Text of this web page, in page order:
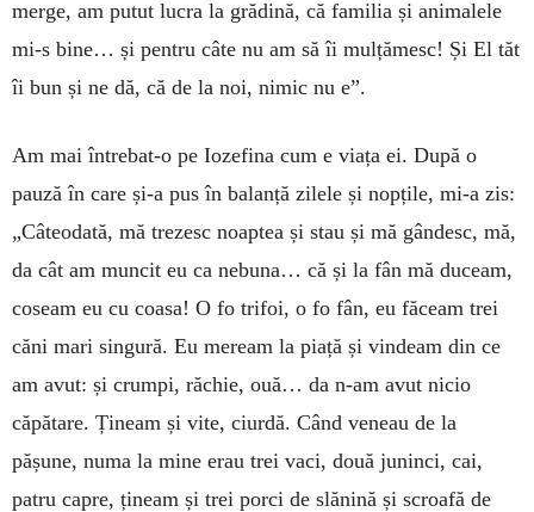
merge, am putut lucra la grădină, că familia și animalele
mi-s bine… și pentru câte nu am să îi mulțămesc! Și El tăt
îi bun și ne dă, că de la noi, nimic nu e”.
Am mai întrebat-o pe Iozefina cum e viața ei. După o
pauză în care și-a pus în balanță zilele și nopțile, mi-a zis:
„Câteodată, mă trezesc noaptea și stau și mă gândesc, mă,
da cât am muncit eu ca nebuna… că și la fân mă duceam,
coseam eu cu coasa! O fo trifoi, o fo fân, eu făceam trei
căni mari singură. Eu meream la piață și vindeam din ce
am avut: și crumpi, răchie, ouă… da n-am avut nicio
căpătare. Țineam și vite, ciurdă. Când veneau de la
pășune, numa la mine erau trei vaci, două juninci, cai,
patru capre, țineam și trei porci de slănină și scroafă de